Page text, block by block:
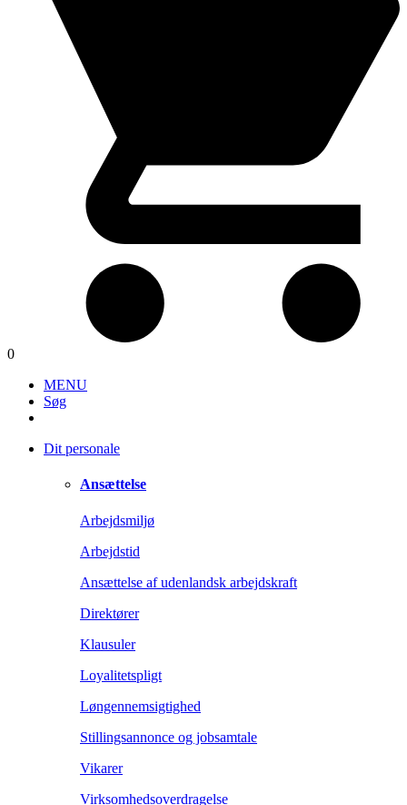
0
MENU
Søg
Dit personale
Ansættelse
Arbejdsmiljø
Arbejdstid
Ansættelse af udenlandsk arbejdskraft
Direktører
Klausuler
Loyalitetspligt
Løngennemsigtighed
Stillingsannonce og jobsamtale
Vikarer
Virksomhedsoverdragelse